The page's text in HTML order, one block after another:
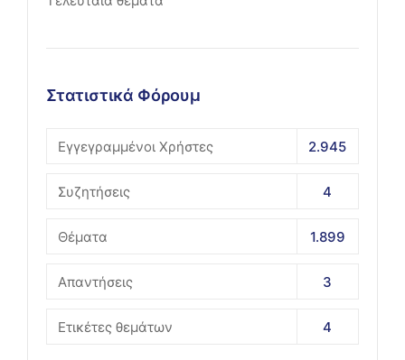
Στατιστικά Φόρουμ
Εγγεγραμμένοι Χρήστες 2.945
Συζητήσεις 4
Θέματα 1.899
Απαντήσεις 3
Ετικέτες θεμάτων 4